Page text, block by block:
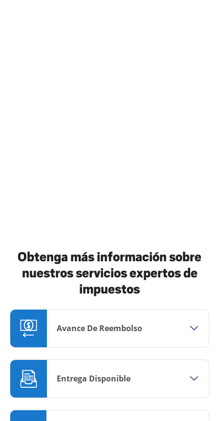
Obtenga más información sobre
nuestros servicios expertos de
impuestos
Avance De Reembolso
Entrega Disponible